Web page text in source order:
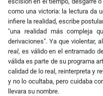
como una victoria: la lectura da
infiere la realidad, escribe
"una realidad más compleja
derivaciones". Ya que violentar,
real, es válido en el entramado
válida es parte de su programa
calidad de lo real, reinterpreta y
y no lo ocultaba, pero cuidaba
llevara su nombre.